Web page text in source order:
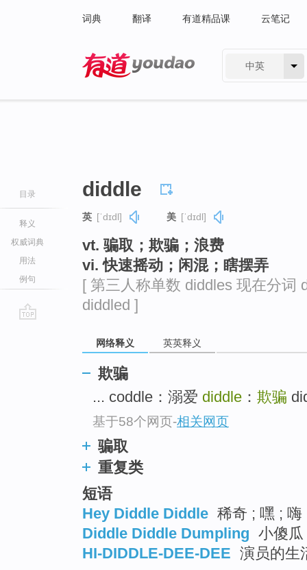
词典 翻译 有道精品课 云笔记
中英
目录
释义
权威词典
用法
例句
diddle
英 [ˈdɪdl] 美 [ˈdɪdl]
vt. 骗取；欺骗；浪费
vi. 快速摇动；闲混；瞎摆弄
[ 第三人称单数 diddles 现在分词
diddled ]
网络释义 英英释义
欺骗
... coddle：溺爱 diddle ： 欺骗
基于58个网页-相关网页
骗取
重复类
短语
Hey Diddle Diddle 稀奇 ; 嘿 ; 嗨
Diddle Diddle Dumpling 小傻
HI-DIDDLE-DEE-DEE 演员的生